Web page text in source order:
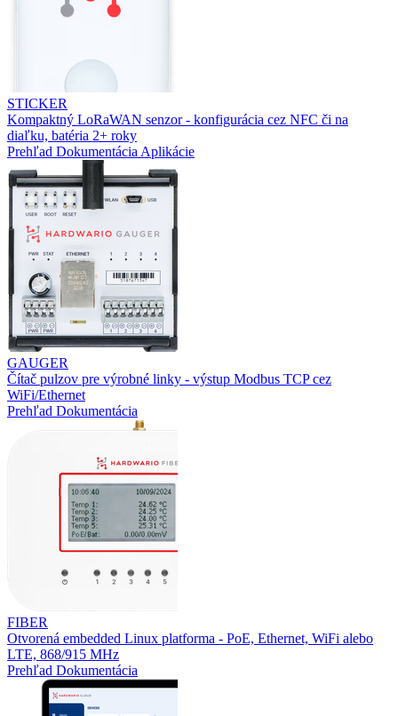
STICKER
Kompaktný LoRaWAN senzor - konfigurácia cez NFC či na
diaľku, batéria 2+ roky
Prehľad Dokumentácia Aplikácie
GAUGER
Čítač pulzov pre výrobné linky - výstup Modbus TCP cez
WiFi/Ethernet
Prehľad Dokumentácia
FIBER
Otvorená embedded Linux platforma - PoE, Ethernet, WiFi alebo
LTE, 868/915 MHz
Prehľad Dokumentácia